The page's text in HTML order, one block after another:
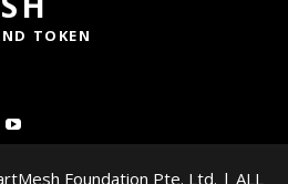
TOKEN
YouTube
Foundation Pte. Ltd. | ALL